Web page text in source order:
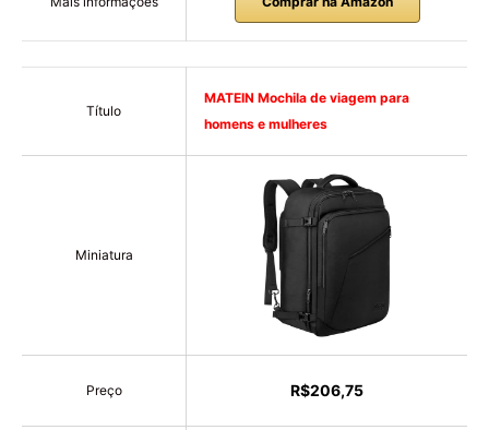
Título
MATEIN Mochila de viagem para
homens e mulheres
Miniatura
Preço R$206,75